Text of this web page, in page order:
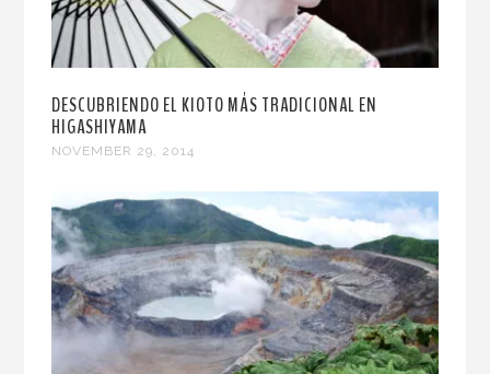
DESCUBRIENDO EL KIOTO MÁS TRADICIONAL EN
HIGASHIYAMA
NOVEMBER 29, 2014